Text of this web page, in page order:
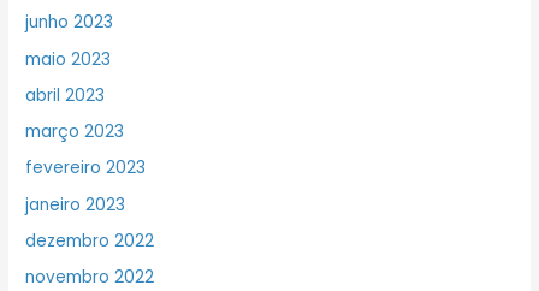
junho 2023
maio 2023
abril 2023
março 2023
fevereiro 2023
janeiro 2023
dezembro 2022
novembro 2022